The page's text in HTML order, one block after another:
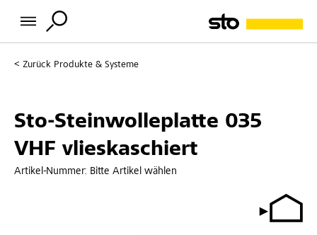
Zurück Produkte & Systeme
Sto-Steinwolleplatte 035
VHF vlieskaschiert
Artikel-Nummer: Bitte Artikel wählen